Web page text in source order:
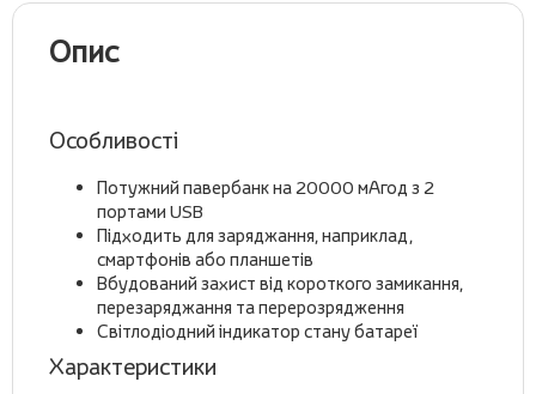
Опис
Особливості
Потужний павербанк на 20000 мАгод з 2
портами USB
Підходить для заряджання, наприклад,
смартфонів або планшетів
Вбудований захист від короткого замикання,
перезаряджання та перерозрядження
Світлодіодний індикатор стану батареї
Характеристики